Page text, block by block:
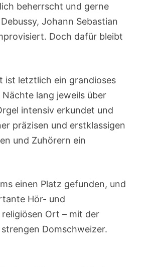
beherrscht und gerne
Johann Sebastian
Doch dafür bleibt
ist letztlich ein grandioses
lang jeweils über
intensiv erkundet und
präzisen und erstklassigen
und Zuhörern ein
einen Platz gefunden, und
Hör- und
Ort – mit der
Domschweizer.